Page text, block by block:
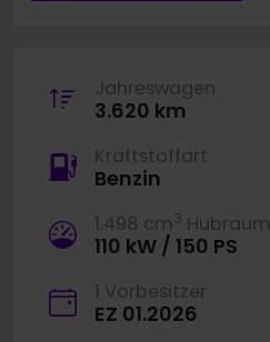
Jahreswagen
3.620 km
Kraftstoffart
Benzin
1.498 cm 3 Hubraum
110 kW / 150 PS
1 Vorbesitzer
EZ 01.2026